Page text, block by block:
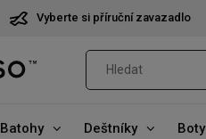
Vyberte si příruční zavazadlo
Batohy Deštníky Boty